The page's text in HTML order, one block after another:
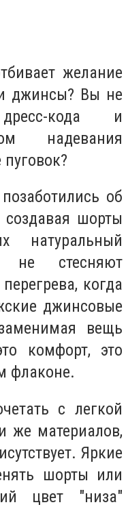
желание
джинсы? Вы не
кода и
надевания
об
создавая шорты
натуральный
не стесняют
когда
джинсовые
вещь
комфорт, это
флаконе.
с легкой
же материалов,
Яркие
шорты или
цвет "низа"